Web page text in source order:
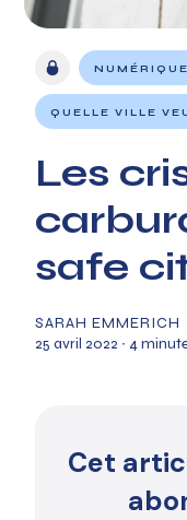
QUELLE VILLE
Les
safe
SARAH EMMERICH
25 avril 2022 ∙ 4
Cet